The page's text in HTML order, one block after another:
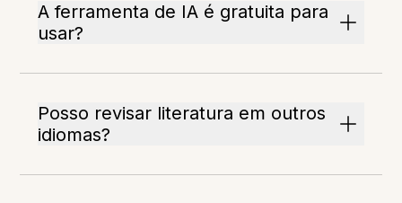
A ferramenta de IA é gratuita para
usar?
Posso revisar literatura em outros
idiomas?